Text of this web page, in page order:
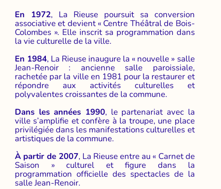
En 1972, La Rieuse poursuit sa conversion
associative et devient « Centre Théâtral de Bois-
Colombes ». Elle inscrit sa programmation dans
la vie culturelle de la ville.
En 1984, La Rieuse inaugure la « nouvelle » salle
Jean-Renoir : ancienne salle paroissiale,
rachetée par la ville en 1981 pour la restaurer et
répondre aux activités culturelles et
polyvalentes croissantes de la commune.
Dans les années 1990, le partenariat avec la
ville s’amplifie et confère à la troupe, une place
privilégiée dans les manifestations culturelles et
artistiques de la commune.
À partir de 2007, La Rieuse entre au « Carnet de
Saison » culturel et figure dans la
programmation officielle des spectacles de la
salle Jean-Renoir.